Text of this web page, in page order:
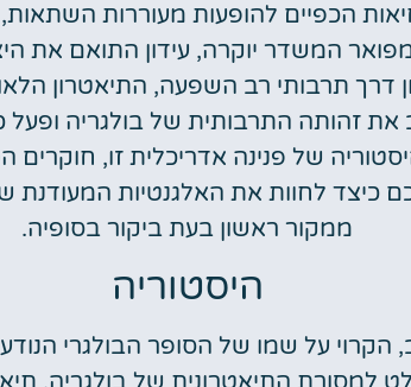
הכפיים להופעות מעוררות
מפואר המשדר יוקרה, עידון התואם את
תרבותי רב השפעה, התיאטרון
את זהותה התרבותית של בולגריה
של פנינה אדריכלית זו,
לחוות את האלגנטיות המעודנת של
ממקור ראשון בעת ביקור בסופיה.
היסטוריה
הקרוי על שמו של הסופר הבולגרי